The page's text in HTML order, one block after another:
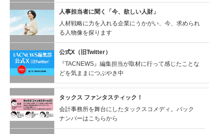
人事担当者に聞く
「今、欲しい人財」
人材戦略に力を入れる企業にうかがい、今、求められ
る人物像を探ります
公式X（旧Twitter）
『TACNEWS』編集担当が取材に行って感じたことな
どを気ままにつぶやき中
タックス ファンタスティック！
会計事務所を舞台にしたタックスコメディ。バック
ナンバーはこちらから